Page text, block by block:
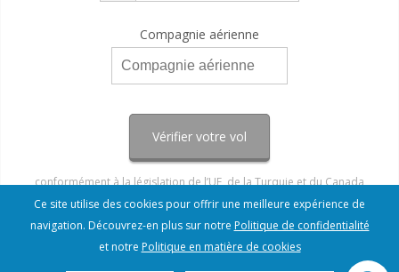
Compagnie aérienne
Vérifier votre vol
conformément à la législation de l’UE, de la Turquie et du Canada
Ce site utilise des cookies pour offrir une meilleure expérience de
navigation. Découvrez-en plus sur notre Politique de confidentialité
et notre Politique en matière de cookies